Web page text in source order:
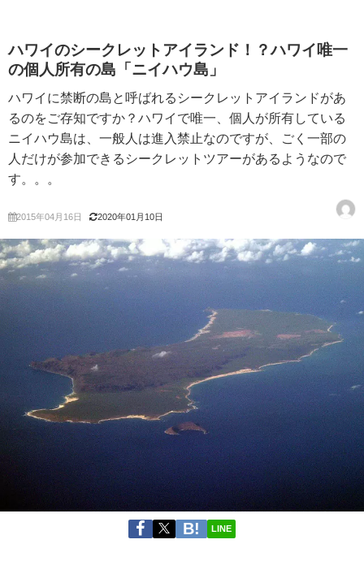
ハワイのシークレットアイランド！？ハワイ唯一
の個人所有の島「ニイハウ島」
ハワイに禁断の島と呼ばれるシークレットアイランドがあ
るのをご存知ですか？ハワイで唯一、個人が所有している
ニイハウ島は、一般人は進入禁止なのですが、ごく一部の
人だけが参加できるシークレットツアーがあるようなので
す。。。
2015年04月16日 2020年01月10日
LINE